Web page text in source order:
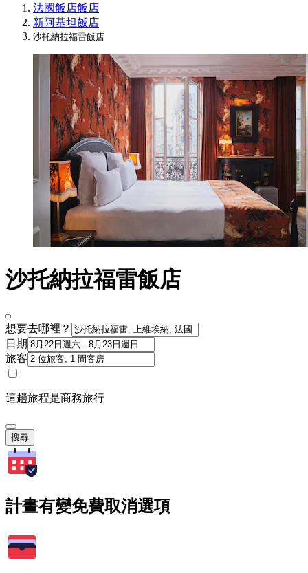
法國飯店飯店
新阿基坦飯店
沙托納拉福雷飯店
沙托納拉福雷飯店
想要去哪裡？
日期
旅客
這趟旅程是商務旅行
搜尋
計畫有變免費取消選項